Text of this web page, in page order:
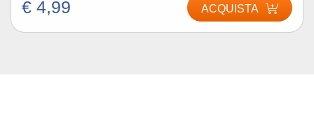
€ 4,99 ACQUISTA